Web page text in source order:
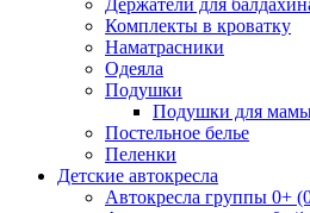
Держатели для
Комплекты в кроватку
Наматрасники
Одеяла
Подушки
Подушки для
Постельное белье
Пеленки
Детские автокресла
Автокресла группы 0+